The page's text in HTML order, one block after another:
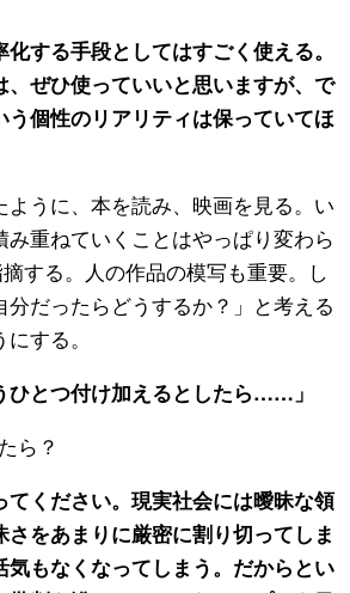
化する手段としてはすごく使える。
、ぜひ使っていいと思いますが、で
う個性のリアリティは保っていてほ
うに、本を読み、映画を見る。い
み重ねていくことはやっぱり変わら
する。人の作品の模写も重要。し
分だったらどうするか？」と考える
する。
ひとつ付け加えるとしたら……」
ら？
てください。現実社会には曖昧な領
をあまりに厳密に割り切ってしま
気もなくなってしまう。だからとい